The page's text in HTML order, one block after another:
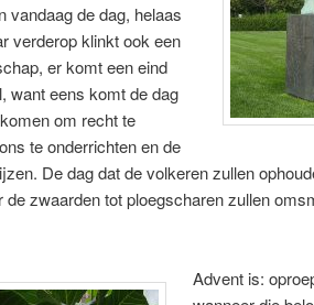
vandaag de dag, helaas
verderop klinkt ook een
er komt een eind
want eens komt de dag
om recht te
te onderrichten en de
De dag dat de volkeren zullen
de zwaarden tot ploegscharen zullen
Advent is: